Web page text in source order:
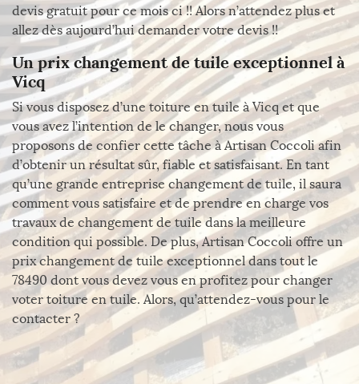
devis gratuit pour ce mois ci !! Alors n’attendez plus et
allez dès aujourd’hui demander votre devis !!
Un prix changement de tuile exceptionnel à
Vicq
Si vous disposez d’une toiture en tuile à Vicq et que
vous avez l’intention de le changer, nous vous
proposons de confier cette tâche à Artisan Coccoli afin
d’obtenir un résultat sûr, fiable et satisfaisant. En tant
qu’une grande entreprise changement de tuile, il saura
comment vous satisfaire et de prendre en charge vos
travaux de changement de tuile dans la meilleure
condition qui possible. De plus, Artisan Coccoli offre un
prix changement de tuile exceptionnel dans tout le
78490 dont vous devez vous en profitez pour changer
voter toiture en tuile. Alors, qu’attendez-vous pour le
contacter ?